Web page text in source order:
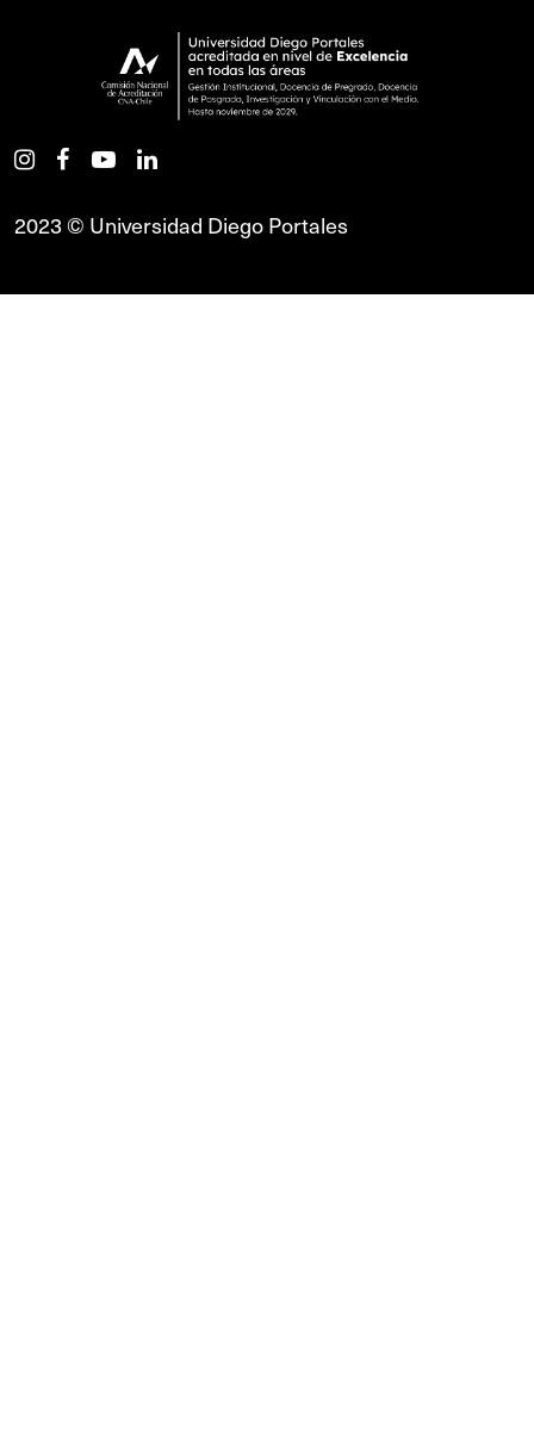
2023 © Universidad Diego Portales